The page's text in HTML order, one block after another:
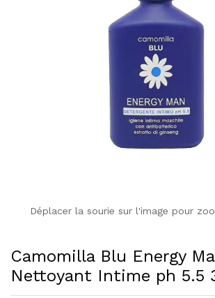
Déplacer la sourie sur l'image pour
Camomilla Blu Energy
Nettoyant Intime ph 5.5